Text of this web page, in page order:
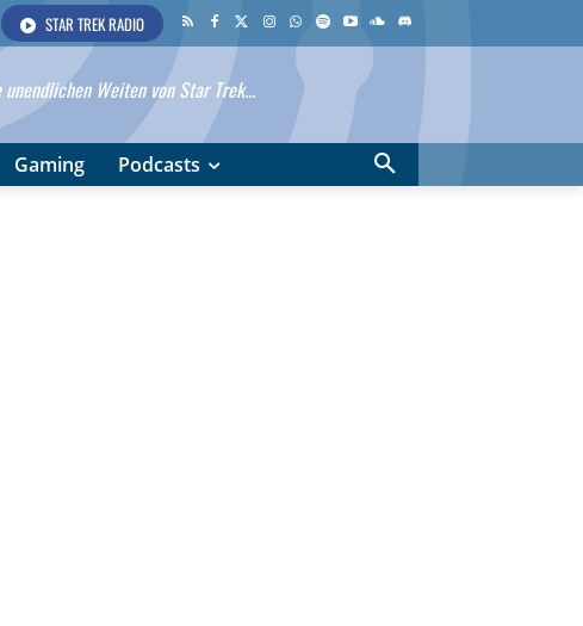
STAR TREK RADIO
Weiten von Star Trek...
Gaming Podcasts